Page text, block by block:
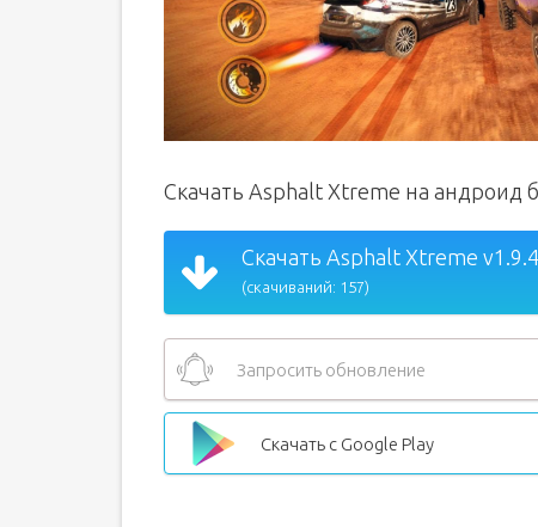
Скачать Asphalt Xtreme на андроид
Скачать Asphalt Xtreme
(скачиваний: 157)
Запросить обновление
Скачать с Google Play